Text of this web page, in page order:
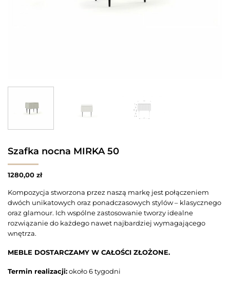
Szafka nocna MIRKA 50
1280,00 zł
Kompozycja stworzona przez naszą markę jest połączeniem
dwóch unikatowych oraz ponadczasowych stylów – klasycznego
oraz glamour. Ich wspólne zastosowanie tworzy idealne
rozwiązanie do każdego nawet najbardziej wymagającego
wnętrza.
MEBLE DOSTARCZAMY W CAŁOŚCI ZŁOŻONE.
Termin realizacji:około 6 tygodni